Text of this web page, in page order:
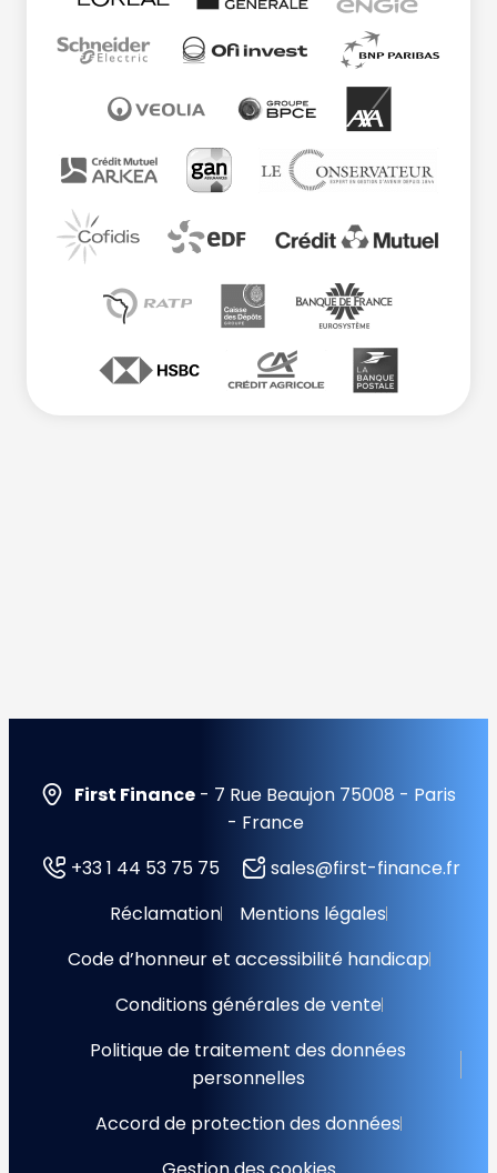
First Finance - 7 Rue Beaujon 75008 - Paris
- France
+33 1 44 53 75 75
sales@first-finance.fr
Réclamation
Mentions légales
Code d’honneur et accessibilité handicap
Conditions générales de vente
Politique de traitement des données
personnelles
Accord de protection des données